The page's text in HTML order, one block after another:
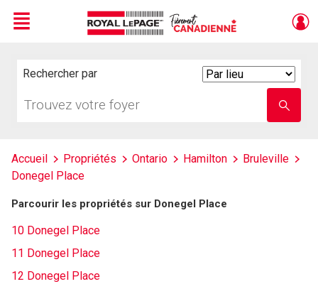
Menu
Rechercher par
votre
nom
Accueil Propriétés Ontario Hamilton
Bruleville
Donegel Place
Parcourir les propriétés sur Donegel Place
10 Donegel Place
11 Donegel Place
12 Donegel Place